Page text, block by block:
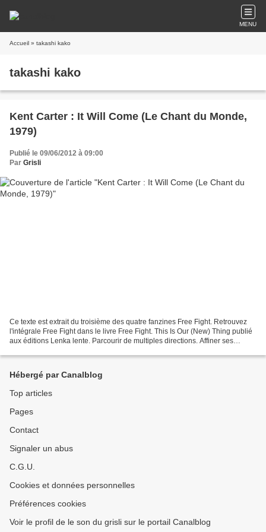
MENU
Accueil » takashi kako
takashi kako
Kent Carter : It Will Come (Le Chant du Monde,
1979)
Publié le 09/06/2012 à 09:00
Par Grisli
Ce texte est extrait du troisième des quatre fanzines Free Fight. Retrouvez
l'intégrale Free Fight dans le livre Free Fight. This Is Our (New) Thing publié
aux éditions Lenka lente. Parcourir de multiples directions. Affiner ses
Hébergé par Canalblog
Top articles
Pages
Contact
Signaler un abus
C.G.U.
Cookies et données personnelles
Préférences cookies
Voir le profil de le son du grisli sur le portail Canalblog